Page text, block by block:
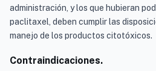
administración, y los que hubieran
paclitaxel, deben cumplir las
manejo de los productos citotóxicos.
Contraindicaciones.